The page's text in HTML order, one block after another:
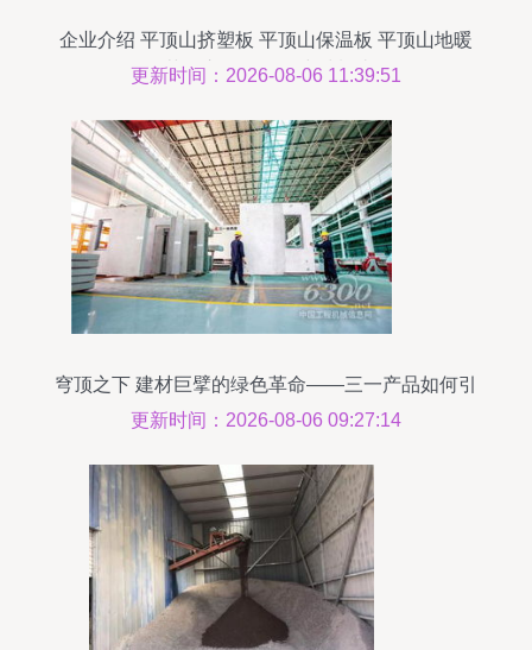
企业介绍 平顶山挤塑板 平顶山保温板 平顶山地暖
板 荥阳市原鹏保温建材制造厂
更新时间：2026-08-06 11:39:51
穹顶之下 建材巨擘的绿色革命——三一产品如何引
领环保前沿
更新时间：2026-08-06 09:27:14